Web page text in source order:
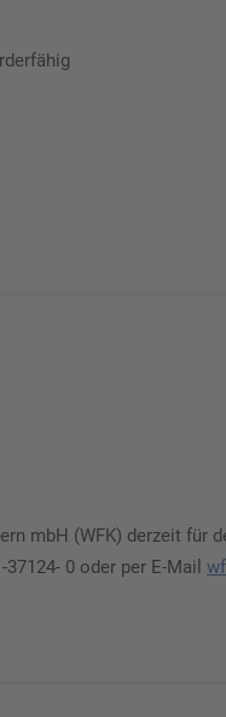
mbH (WFK) derzeit für
0 oder per E-Mail